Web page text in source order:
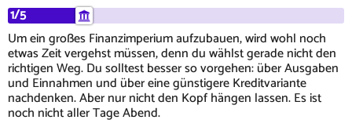
1/5
Um ein großes Finanzimperium aufzubauen, wird wohl noch
etwas Zeit vergehst müssen, denn du wählst gerade nicht den
richtigen Weg. Du solltest besser so vorgehen: über Ausgaben
und Einnahmen und über eine günstigere Kreditvariante
nachdenken. Aber nur nicht den Kopf hängen lassen. Es ist
noch nicht aller Tage Abend.